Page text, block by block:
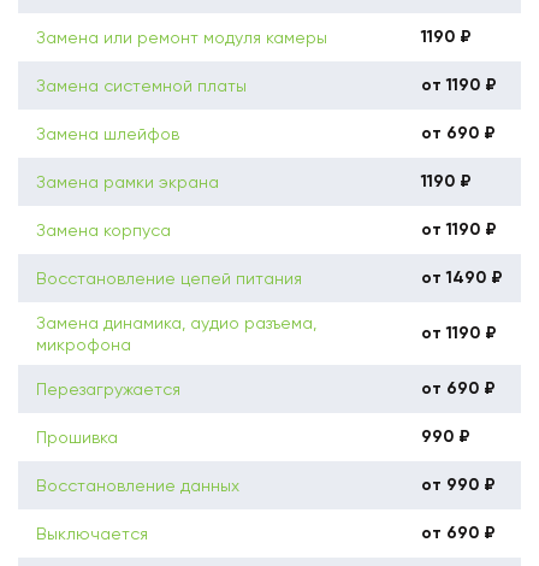
Замена или ремонт модуля камеры 1190 ₽
Замена системной платы от 1190 ₽
Замена шлейфов от 690 ₽
Замена рамки экрана 1190 ₽
Замена корпуса от 1190 ₽
Восстановление цепей питания от 1490 ₽
Замена динамика, аудио разъема,
микрофона
от 1190 ₽
Перезагружается от 690 ₽
Прошивка 990 ₽
Восстановление данных от 990 ₽
Выключается от 690 ₽